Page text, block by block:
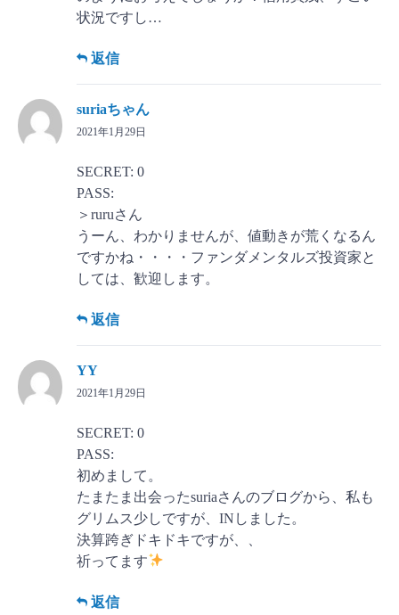
状況ですし…
返信
suriaちゃん
2021年1月29日
SECRET: 0
PASS:
＞ruruさん
うーん、わかりませんが、値動きが荒くなるん
ですかね・・・・ファンダメンタルズ投資家と
しては、歓迎します。
返信
YY
2021年1月29日
SECRET: 0
PASS:
初めまして。
たまたま出会ったsuriaさんのブログから、私も
グリムス少しですが、INしました。
決算跨ぎドキドキですが、、
祈ってます
返信